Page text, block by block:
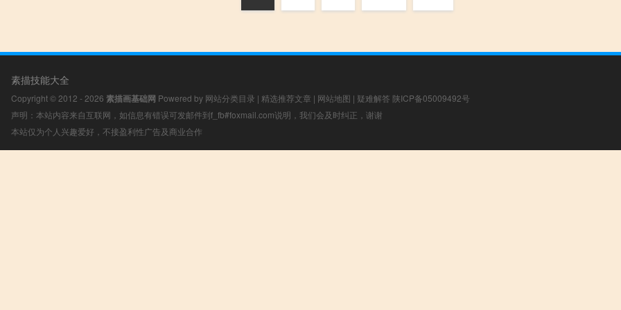
素描技能大全
Copyright © 2012 - 2026 素描画基础网 Powered by 网站分类目录 | 精选推荐文章 | 网站地图 | 疑难解答 陕ICP备05009492号
声明：本站内容来自互联网，如信息有错误可发邮件到f_fb#foxmail.com说明，我们会及时纠正，谢谢
本站仅为个人兴趣爱好，不接盈利性广告及商业合作